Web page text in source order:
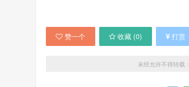
赞一个 收藏 (0) 打赏
未经允许不得转载：